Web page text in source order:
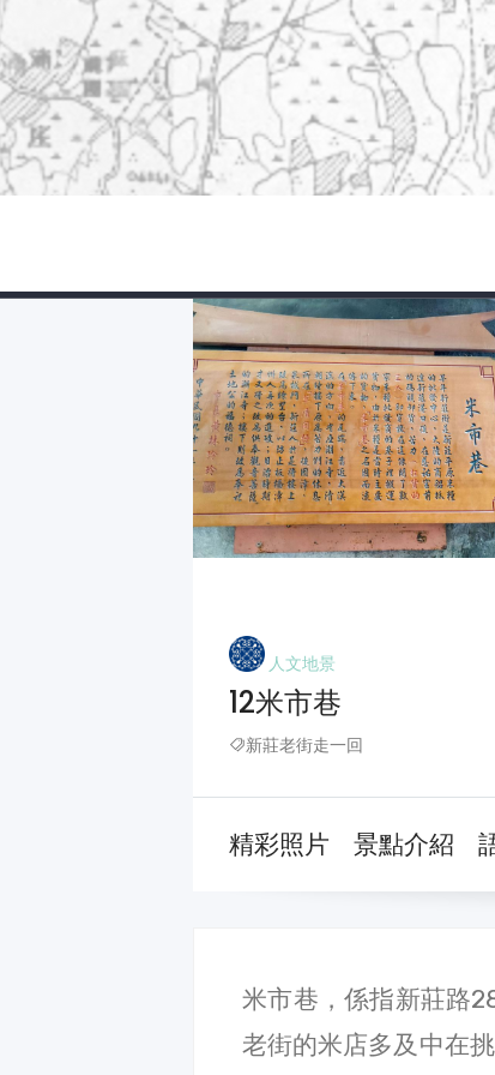
人文地景
12米市巷
新莊老街走一回
精彩照片 景點介紹
米市巷，係指新莊路
老街的米店多及中在